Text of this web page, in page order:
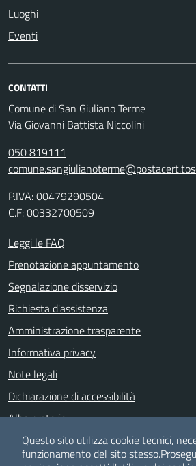
Luoghi
Eventi
CONTATTI
Comune di San Giuliano Terme
Via Giovanni Battista Niccolini
050 819111
P.IVA: 00479290504
C.F: 00332700509
Leggi le FAQ
Prenotazione appuntamento
Segnalazione disservizio
Richiesta d'assistenza
Amministrazione trasparente
Informativa privacy
Note legali
Dichiarazione di accessibilità
Albo pretorio
Meccanismo di feedback
Questo sito utilizza cookie tecnici,
funzionamento del sito stesso.